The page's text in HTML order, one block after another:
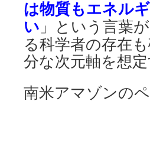
は物質もエネル
い 」という言葉
る科学者の存在
分な次元軸を想
南米アマゾンの